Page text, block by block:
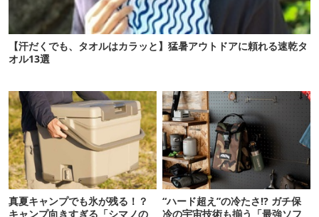
【汗だくでも、タオルはカラッと】猛暑アウトドアに頼れる速乾タ
オル13選
真夏キャンプでも氷が残る！？
キャンプ向きすぎる「シマノの
“ハード超え”の冷たさ!? ガチ保
冷の宇宙技術も揃う「最強ソフ